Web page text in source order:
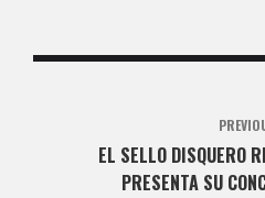
EL SELLO DISQUERO
PRESENTA SU